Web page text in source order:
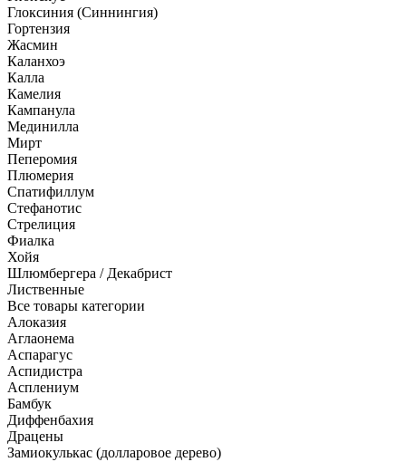
Глоксиния (Синнингия)
Гортензия
Жасмин
Каланхоэ
Калла
Камелия
Кампанула
Мединилла
Мирт
Пеперомия
Плюмерия
Спатифиллум
Стефанотис
Стрелиция
Фиалка
Хойя
Шлюмбергера / Декабрист
Лиственные
Все товары категории
Алоказия
Аглаонема
Аспарагус
Аспидистра
Асплениум
Бамбук
Диффенбахия
Драцены
Замиокулькас (долларовое дерево)